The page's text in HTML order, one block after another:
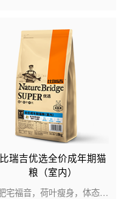
比瑞吉优选全价成年期猫
粮（室内）
肥宅福音，荷叶瘦身，体态媲美赛级